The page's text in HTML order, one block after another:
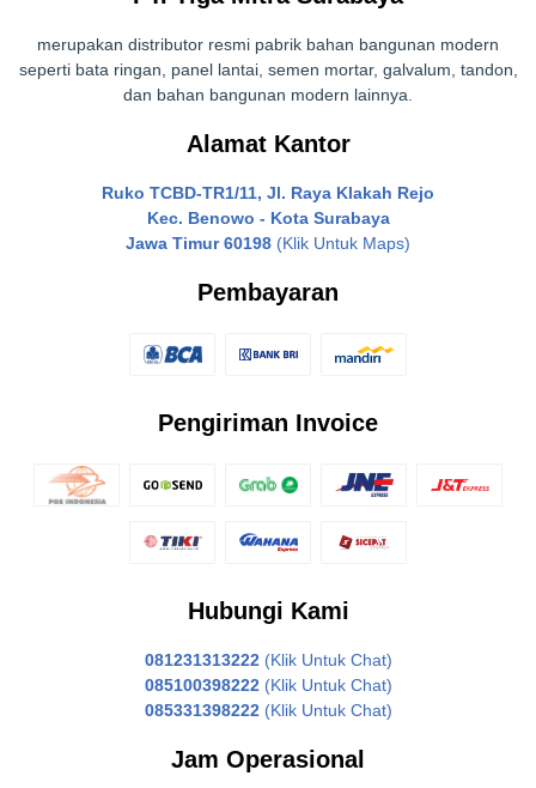
merupakan distributor resmi pabrik bahan bangunan modern
seperti bata ringan, panel lantai, semen mortar, galvalum, tandon,
dan bahan bangunan modern lainnya.
Alamat Kantor
Ruko TCBD-TR1/11, Jl. Raya Klakah Rejo
Kec. Benowo - Kota Surabaya
Jawa Timur 60198 (Klik Untuk Maps)
Pembayaran
Pengiriman Invoice
Hubungi Kami
081231313222 (Klik Untuk Chat)
085100398222 (Klik Untuk Chat)
085331398222 (Klik Untuk Chat)
Jam Operasional